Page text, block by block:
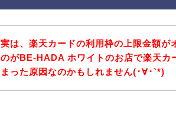
実は、楽天カードの利用枠の上限金額が
のがBE-HADA ホワイトのお店で楽天カ
まった原因なのかもしれません(･∀･`*)